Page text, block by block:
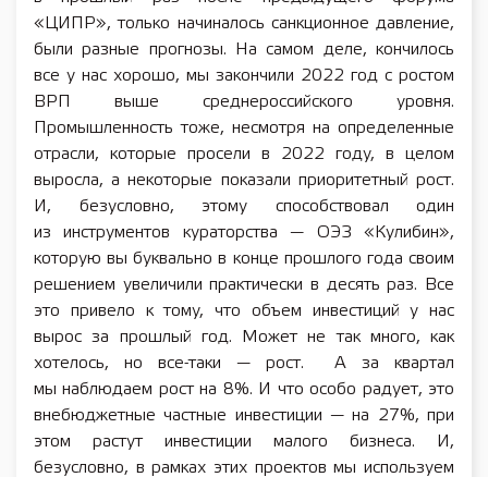
«ЦИПР», только начиналось санкционное давление,
были разные прогнозы. На самом деле, кончилось
все у нас хорошо, мы закончили 2022 год с ростом
ВРП выше среднероссийского уровня.
Промышленность тоже, несмотря на определенные
отрасли, которые просели в 2022 году, в целом
выросла, а некоторые показали приоритетный рост.
И, безусловно, этому способствовал один
из инструментов кураторства — ОЭЗ «Кулибин»,
которую вы буквально в конце прошлого года своим
решением увеличили практически в десять раз. Все
это привело к тому, что объем инвестиций у нас
вырос за прошлый год. Может не так много, как
хотелось, но все-таки — рост. А за квартал
мы наблюдаем рост на 8%. И что особо радует, это
внебюджетные частные инвестиции — на 27%, при
этом растут инвестиции малого бизнеса. И,
безусловно, в рамках этих проектов мы используем